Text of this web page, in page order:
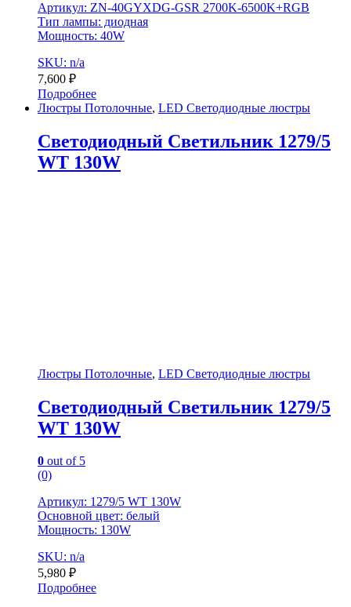
Артикул: ZN-40GYXDG-GSR 2700K-6500K+RGB
Тип лампы: диодная
Мощность: 40W
SKU: n/a
7,600 ₽
Подробнее
Люстры Потолочные, LED Светодиодные люстры
Светодиодный Светильник 1279/5
WT 130W
Люстры Потолочные, LED Светодиодные люстры
Светодиодный Светильник 1279/5
WT 130W
0 out of 5
(0)
Артикул: 1279/5 WT 130W
Основной цвет: белый
Мощность: 130W
SKU: n/a
5,980 ₽
Подробнее